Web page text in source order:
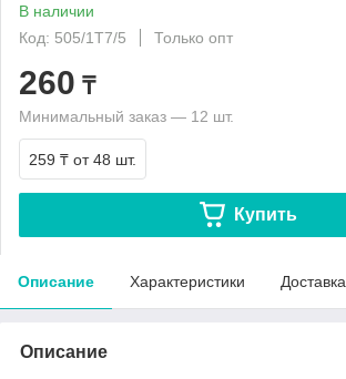
В наличии
Код: 505/1T7/5
Только опт
260 ₸
Минимальный заказ — 12 шт.
259 ₸ от 48 шт.
Купить
Описание Характеристики Доставка
Описание